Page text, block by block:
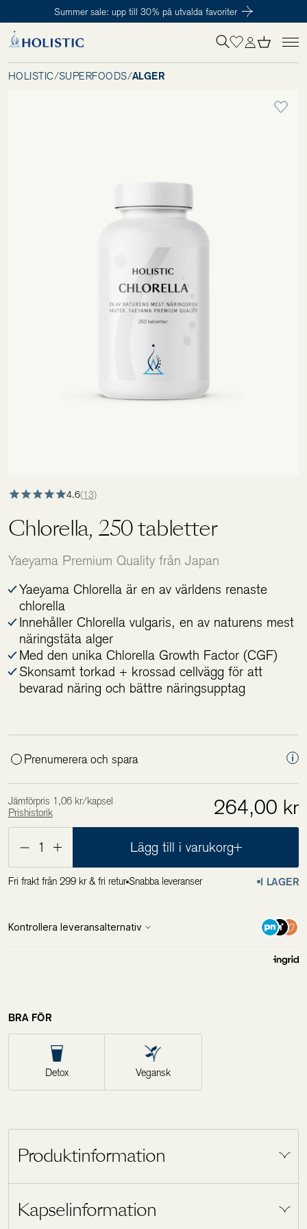
Summer sale: upp till 30% på utvalda favoriter
Tillagd i varukorgen Till kassan
För att påbörja en prenumeration hos oss så behöver du vara medlem i
Holistic Club. Det är helt kostnadsfritt.
HOLISTIC/SUPERFOODS/ALGER
4.6(13)
Chlorella, 250 tabletter
Yaeyama Premium Quality från Japan
Yaeyama Chlorella är en av världens renaste
chlorella
Innehåller Chlorella vulgaris, en av naturens mest
näringstäta alger
Med den unika Chlorella Growth Factor (CGF)
Skonsamt torkad + krossad cellvägg för att
bevarad näring och bättre näringsupptag
Prenumerera och spara
Jämförpris 1,06 kr/kapsel
Prishistorik
264,00 kr
1 Lägg till i varukorg
Fri frakt från 299 kr & fri retur Snabba leveranser I LAGER
BRA FÖR
Detox Vegansk
Produktinformation
Algen chlorella är en av naturens näringsrikaste
växter. Den innehåller dessutom den unika
Kapselinformation